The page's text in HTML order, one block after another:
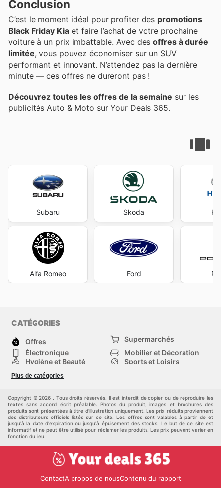
Conclusion
C’est le moment idéal pour profiter des promotions
Black Friday Kia et faire l’achat de votre prochaine
voiture à un prix imbattable. Avec des offres à durée
limitée, vous pouvez économiser sur un SUV
performant et innovant. N’attendez pas la dernière
minute — ces offres ne dureront pas !
Découvrez toutes les offres de la semaine sur les
publicités Auto & Moto sur Your Deals 365.
Subaru
Alfa Romeo
Skoda
Ford
CATÉGORIES
Offres
Supermarchés
Électronique
Mobilier et Décoration
Hygiène et Beauté
Sports et Loisirs
Mode
Animalerie
maison
Plus de catégories
Copyright © 2026 . Tous droits réservés. Il est interdit de copier ou de reproduire les
textes sans accord écrit préalable. Photos du produit, images et brochures des
produits sont présentées à titre d'illustration uniquement. Les prix réduits proviennent
des distributeurs officiels listés sur ce site. Les offres sont valables à partir de et
jusqu'à la date d'expiration ou jusqu'à épuisement des stocks. Le but de ce site est
informatif et ne peut être utilisé pour réclamer les produits. Les prix peuvent varier en
fonction du lieu.
ContactA propos de nousContenu du rapport